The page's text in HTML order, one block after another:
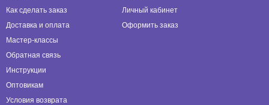
Как сделать заказ
Доставка и оплата
Мастер-классы
Обратная связь
Инструкции
Оптовикам
Условия возврата
Личный кабинет
Оформить заказ